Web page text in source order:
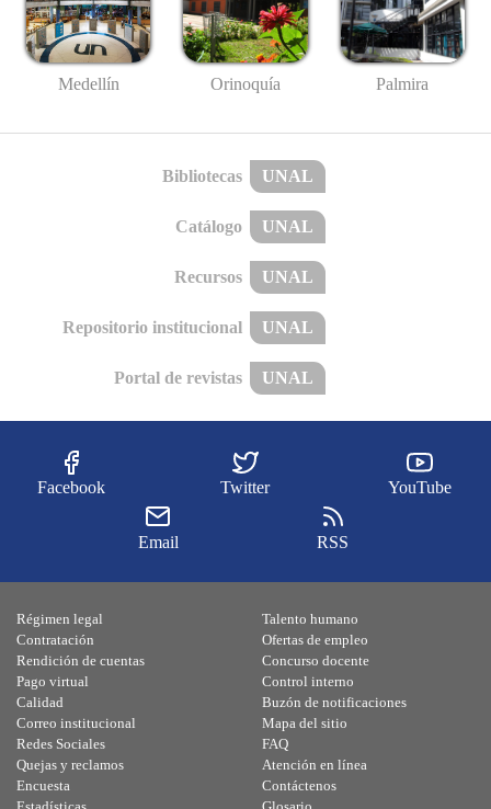
Medellín Orinoquía Palmira
Bibliotecas UNAL
Catálogo UNAL
Recursos UNAL
Repositorio institucional UNAL
Portal de revistas UNAL
Facebook Twitter YouTube
Email RSS
Régimen legal
Contratación
Rendición de cuentas
Pago virtual
Calidad
Talento humano
Ofertas de empleo
Concurso docente
Control interno
Buzón de notificaciones
Correo institucional
Redes Sociales
Quejas y reclamos
Encuesta
Mapa del sitio
FAQ
Atención en línea
Contáctenos